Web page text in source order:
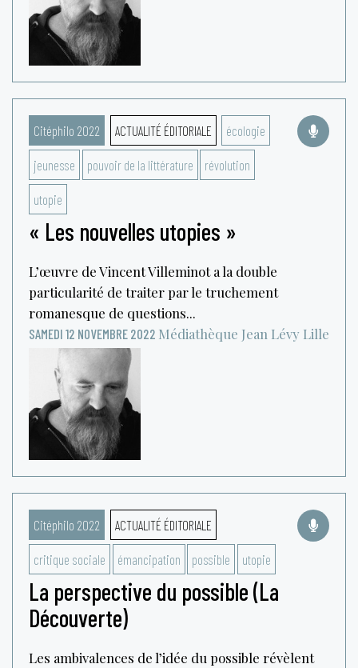
Citéphilo 2022 ACTUALITÉ ÉDITORIALE écologie
jeunesse pouvoir de la littérature révolution
utopie
« Les nouvelles utopies »
L’œuvre de Vincent Villeminot a la double
particularité de traiter par le truchement
romanesque de questions...
SAMEDI 12 NOVEMBRE 2022 Médiathèque Jean Lévy Lille
Citéphilo 2022 ACTUALITÉ ÉDITORIALE
critique sociale émancipation possible utopie
La perspective du possible (La
Découverte)
Les ambivalences de l’idée du possible révèlent